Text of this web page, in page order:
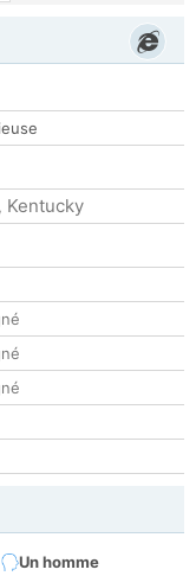
, Kentucky
Un homme